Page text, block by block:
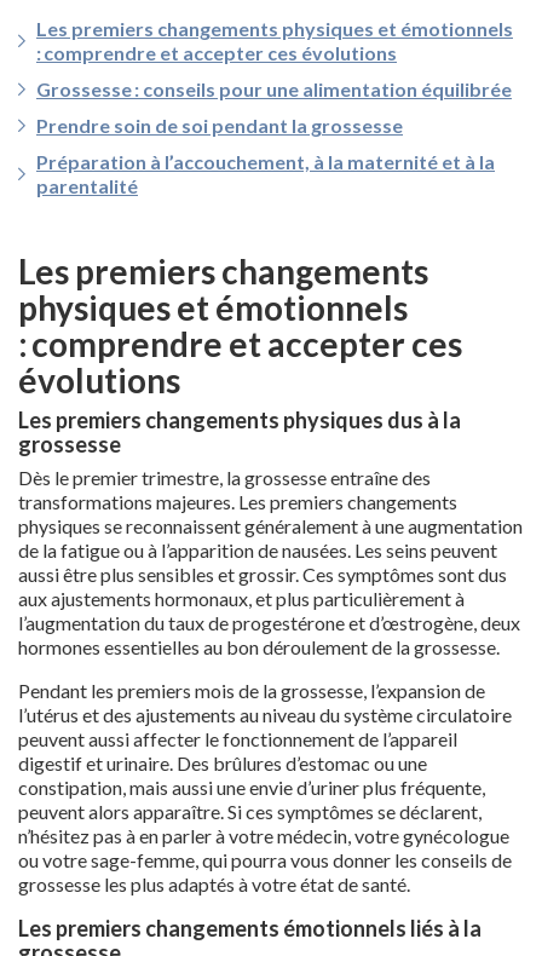
Les premiers changements physiques et émotionnels
: comprendre et accepter ces évolutions
Grossesse : conseils pour une alimentation équilibrée
Prendre soin de soi pendant la grossesse
Préparation à l’accouchement, à la maternité et à la
parentalité
Les premiers changements
physiques et émotionnels
: comprendre et accepter ces
évolutions
Les premiers changements physiques dus à la
grossesse
Dès le premier trimestre, la grossesse entraîne des
transformations majeures. Les premiers changements
physiques se reconnaissent généralement à une augmentation
de la fatigue ou à l’apparition de nausées. Les seins peuvent
aussi être plus sensibles et grossir. Ces symptômes sont dus
aux ajustements hormonaux, et plus particulièrement à
l’augmentation du taux de progestérone et d’œstrogène, deux
hormones essentielles au bon déroulement de la grossesse.
Pendant les premiers mois de la grossesse, l’expansion de
l’utérus et des ajustements au niveau du système circulatoire
peuvent aussi affecter le fonctionnement de l’appareil
digestif et urinaire. Des brûlures d’estomac ou une
constipation, mais aussi une envie d’uriner plus fréquente,
peuvent alors apparaître. Si ces symptômes se déclarent,
n’hésitez pas à en parler à votre médecin, votre gynécologue
ou votre sage-femme, qui pourra vous donner les conseils de
grossesse les plus adaptés à votre état de santé.
Les premiers changements émotionnels liés à la